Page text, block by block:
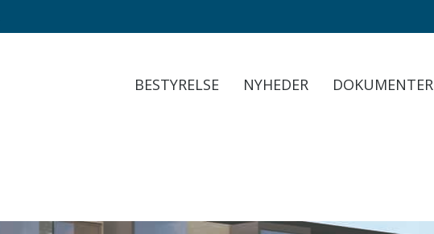
BESTYRELSE NYHEDER DOKUMENTER